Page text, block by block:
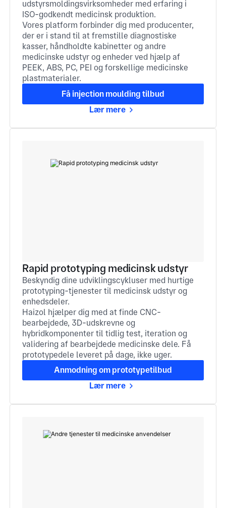
udstyrsmoldingsvirksomheder med erfaring i
ISO-godkendt medicinsk produktion.
Vores platform forbinder dig med producenter,
der er i stand til at fremstille diagnostiske
kasser, håndholdte kabinetter og andre
medicinske udstyr og enheder ved hjælp af
PEEK, ABS, PC, PEI og forskellige medicinske
plastmaterialer.
Få injection moulding tilbud
Lær mere
Rapid prototyping medicinsk udstyr
Beskyndig dine udviklingscykluser med hurtige
prototyping-tjenester til medicinsk udstyr og
enhedsdeler.
Haizol hjælper dig med at finde CNC-
bearbejdede, 3D-udskrevne og
hybridkomponenter til tidlig test, iteration og
validering af bearbejdede medicinske dele. Få
prototypedele leveret på dage, ikke uger.
Anmodning om prototypetilbud
Lær mere